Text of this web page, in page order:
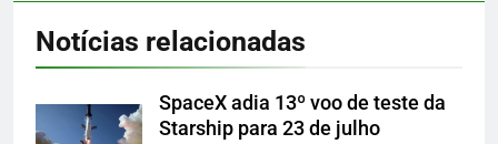
Notícias relacionadas
SpaceX adia 13º voo de teste da
Starship para 23 de julho